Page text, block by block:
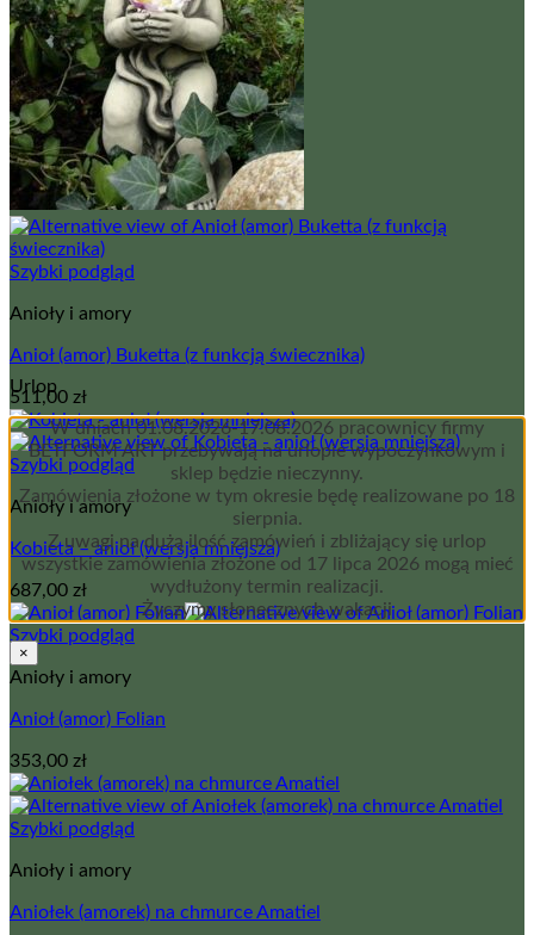
Szybki podgląd
Anioły i amory
Anioł (amor) Buketta (z funkcją świecznika)
511,00 zł
Szybki podgląd
Anioły i amory
Kobieta – anioł (wersja mniejsza)
687,00 zł
Szybki podgląd
Anioły i amory
Anioł (amor) Folian
353,00 zł
Szybki podgląd
Anioły i amory
Aniołek (amorek) na chmurce Amatiel
Urlop
W dniach 01.08.2026-17.08.2026 pracownicy firmy
BETFORM ART przebywają na urlopie wypoczynkowym i
sklep będzie nieczynny.
Zamówienia złożone w tym okresie będę realizowane po 18
sierpnia.
Z uwagi na dużą ilość zamówień i zbliżający się urlop
wszystkie zamówienia złożone od 17 lipca 2026 mogą mieć
wydłużony termin realizacji.
Życzymy słonecznych wakacji
×